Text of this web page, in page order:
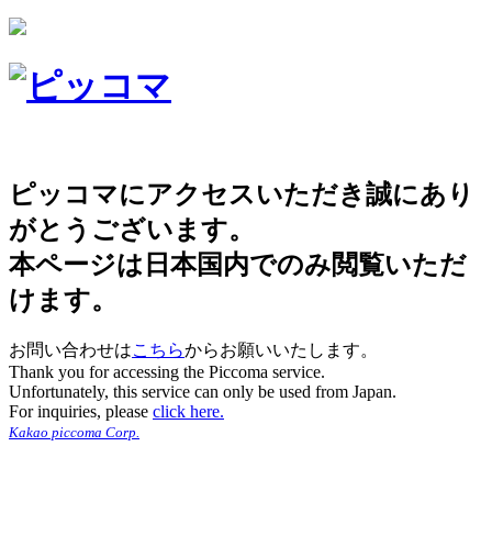
ピッコマにアクセスいただき誠にあり
がとうございます。
本ページは日本国内でのみ閲覧いただ
けます。
お問い合わせはこちらからお願いいたします。
Thank you for accessing the Piccoma service.
Unfortunately, this service can only be used from Japan.
For inquiries, please click here.
Kakao piccoma Corp.